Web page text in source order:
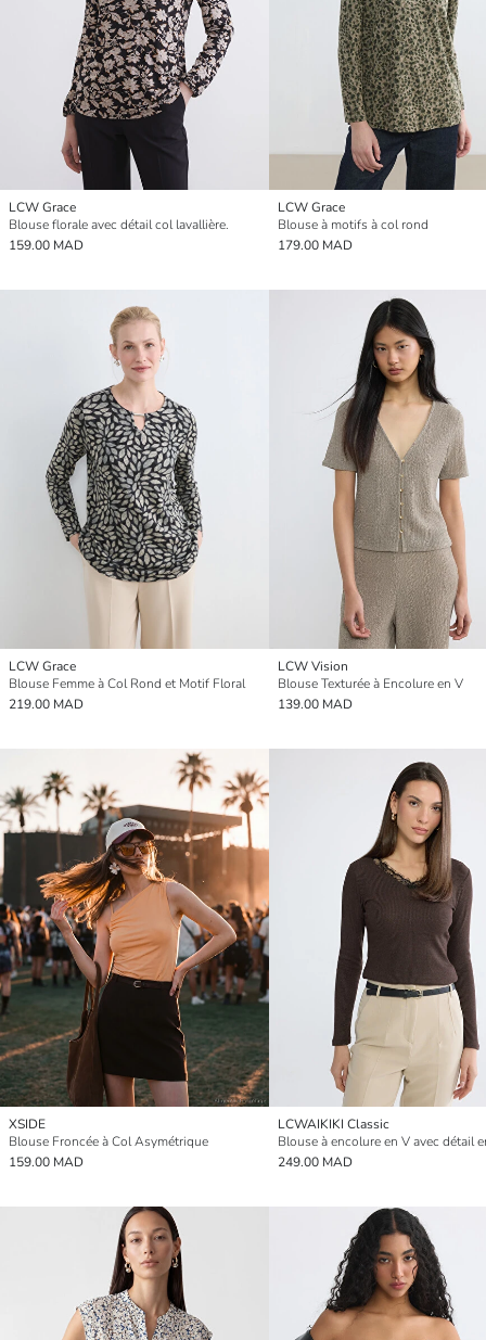
LCW Grace
Blouse florale avec détail col lavallière.
159.00 MAD
LCW Grace
Blouse à motifs à col rond
179.00 MAD
LCW Grace
Blouse Femme à Col Rond et Motif Floral
219.00 MAD
LCW Vision
Blouse Texturée à Encolure en V
139.00 MAD
XSIDE
Blouse Froncée à Col Asymétrique
159.00 MAD
LCWAIKIKI Classic
249.00 MAD